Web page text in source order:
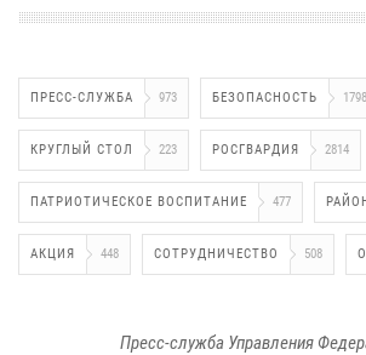
ПРЕСС-СЛУЖБА 973 БЕЗОПАСНОСТЬ 1798
КРУГЛЫЙ СТОЛ 223 РОСГВАРДИЯ 2814
ПАТРИОТИЧЕСКОЕ ВОСПИТАНИЕ 477
АКЦИЯ 448 СОТРУДНИЧЕСТВО 508
Пресс-служба Управления